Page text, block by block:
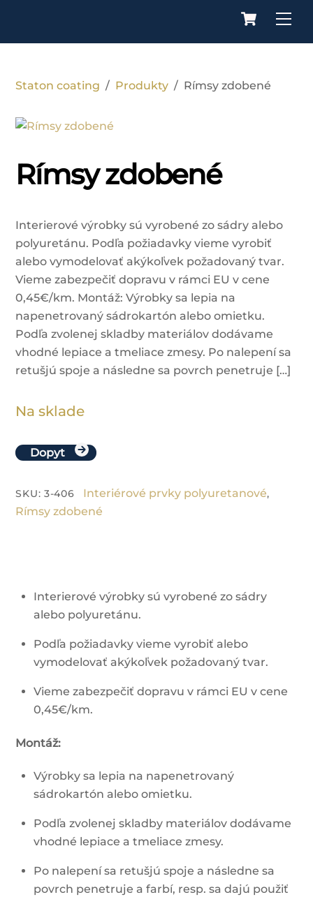
content
Cart
Staton coating / Produkty / Rímsy zdobené
Rímsy zdobené
Interierové výrobky sú vyrobené zo sádry alebo
polyuretánu. Podľa požiadavky vieme vyrobiť
alebo vymodelovať akýkoľvek požadovaný tvar.
Vieme zabezpečiť dopravu v rámci EU v cene
0,45€/km. Montáž: Výrobky sa lepia na
napenetrovaný sádrokartón alebo omietku.
Podľa zvolenej skladby materiálov dodávame
vhodné lepiace a tmeliace zmesy. Po nalepení sa
retušjú spoje a následne sa povrch penetruje […]
Na sklade
Dopyt
SKU:3-406 Interiérové prvky polyuretanové,
Rímsy zdobené
Interierové výrobky sú vyrobené zo sádry
alebo polyuretánu.
Podľa požiadavky vieme vyrobiť alebo
vymodelovať akýkoľvek požadovaný tvar.
Vieme zabezpečiť dopravu v rámci EU v cene
0,45€/km.
Montáž:
Výrobky sa lepia na napenetrovaný
sádrokartón alebo omietku.
Podľa zvolenej skladby materiálov dodávame
vhodné lepiace a tmeliace zmesy.
Po nalepení sa retušjú spoje a následne sa
povrch penetruje a farbí, resp. sa dajú použiť